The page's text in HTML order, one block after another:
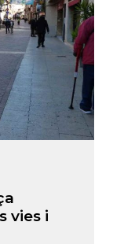
vies i